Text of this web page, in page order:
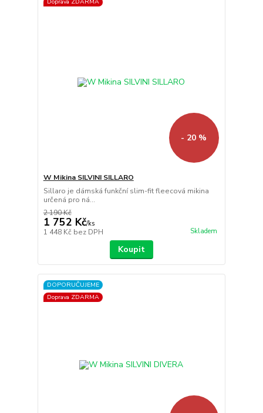
- 20 %
W Mikina SILVINI SILLARO
Sillaro je dámská funkční slim-fit fleecová mikina
určená pro ná...
2 190 Kč
1 752 Kč/ks
1 448 Kč bez DPH Skladem
Koupit
DOPORUČUJEME
Doprava ZDARMA